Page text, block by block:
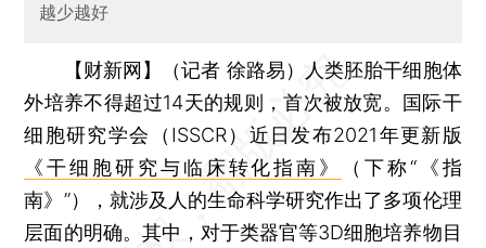
越少越好
【财新网】（记者 徐路易）
人类胚胎干细胞体
外培养不得超过14天的规则，首次被放宽。国际干
细胞研究学会（ISSCR）近日发布2021年更新版
《干细胞研究与临床转化指南》
（下称“《指
南》”），就涉及人的生命科学研究作出了多项伦理
层面的明确。其中，对于类器官等3D细胞培养物目